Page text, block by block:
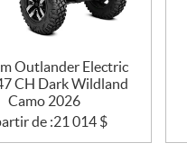
Outlander Electric
CH Dark Wildland
Camo 2026
de :21 014 $